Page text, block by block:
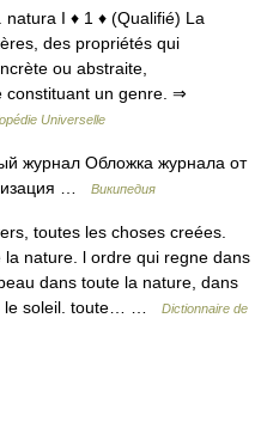
I ♦ 1 ♦ (Qualifié) La
des propriétés qui
ou abstraite,
constituant un genre. ⇒
Universelle
журнал Обложка журнала от
…
Википедия
toutes les choses creées.
nature. l ordre qui regne dans
dans toute la nature, dans
le soleil. toute… …
Dictionnaire de